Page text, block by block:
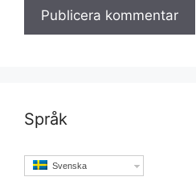
Språk
Svenska